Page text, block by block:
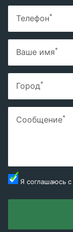
Телефон*
Ваше имя*
Город*
Сообщение*
Я соглашаюсь с